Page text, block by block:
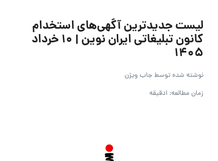
لیست جدیدترین آگهی‌های استخدام
کانون تبلیغاتی ایران نوین | ۱۰ خرداد
۱۴۰۵
نوشته شده توسطجاب ویژن
زمان مطالعه: 1دقیقه